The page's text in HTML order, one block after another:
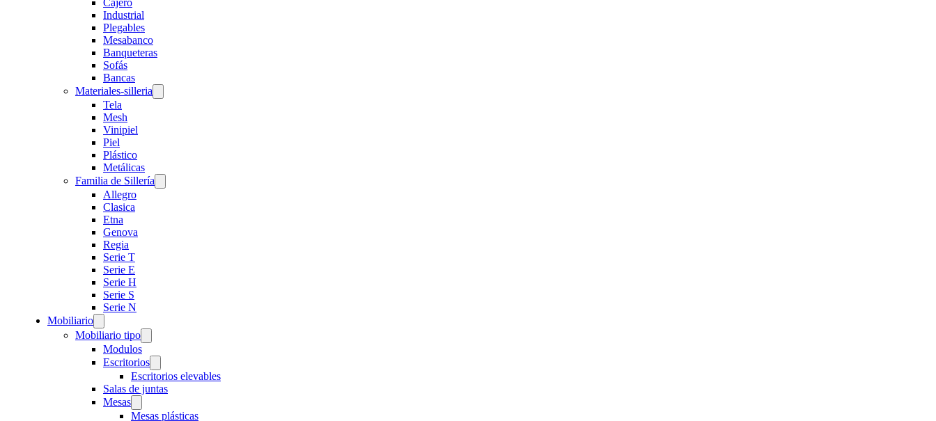
Cajero
Industrial
Plegables
Mesabanco
Banqueteras
Sofás
Bancas
Materiales-silleria
Tela
Mesh
Vinipiel
Piel
Plástico
Metálicas
Familia de Sillería
Allegro
Clasica
Etna
Genova
Regia
Serie T
Serie E
Serie H
Serie S
Serie N
Mobiliario
Mobiliario tipo
Modulos
Escritorios
Escritorios elevables
Salas de juntas
Mesas
Mesas plásticas